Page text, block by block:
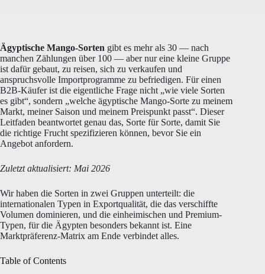
Ägyptische Mango-Sorten gibt es mehr als 30 — nach
manchen Zählungen über 100 — aber nur eine kleine Gruppe
ist dafür gebaut, zu reisen, sich zu verkaufen und
anspruchsvolle Importprogramme zu befriedigen. Für einen
B2B-Käufer ist die eigentliche Frage nicht „wie viele Sorten
es gibt“, sondern „welche ägyptische Mango-Sorte zu meinem
Markt, meiner Saison und meinem Preispunkt passt“. Dieser
Leitfaden beantwortet genau das, Sorte für Sorte, damit Sie
die richtige Frucht spezifizieren können, bevor Sie ein
Angebot anfordern.
Zuletzt aktualisiert: Mai 2026
Wir haben die Sorten in zwei Gruppen unterteilt: die
internationalen Typen in Exportqualität, die das verschiffte
Volumen dominieren, und die einheimischen und Premium-
Typen, für die Ägypten besonders bekannt ist. Eine
Marktpräferenz-Matrix am Ende verbindet alles.
Table of Contents